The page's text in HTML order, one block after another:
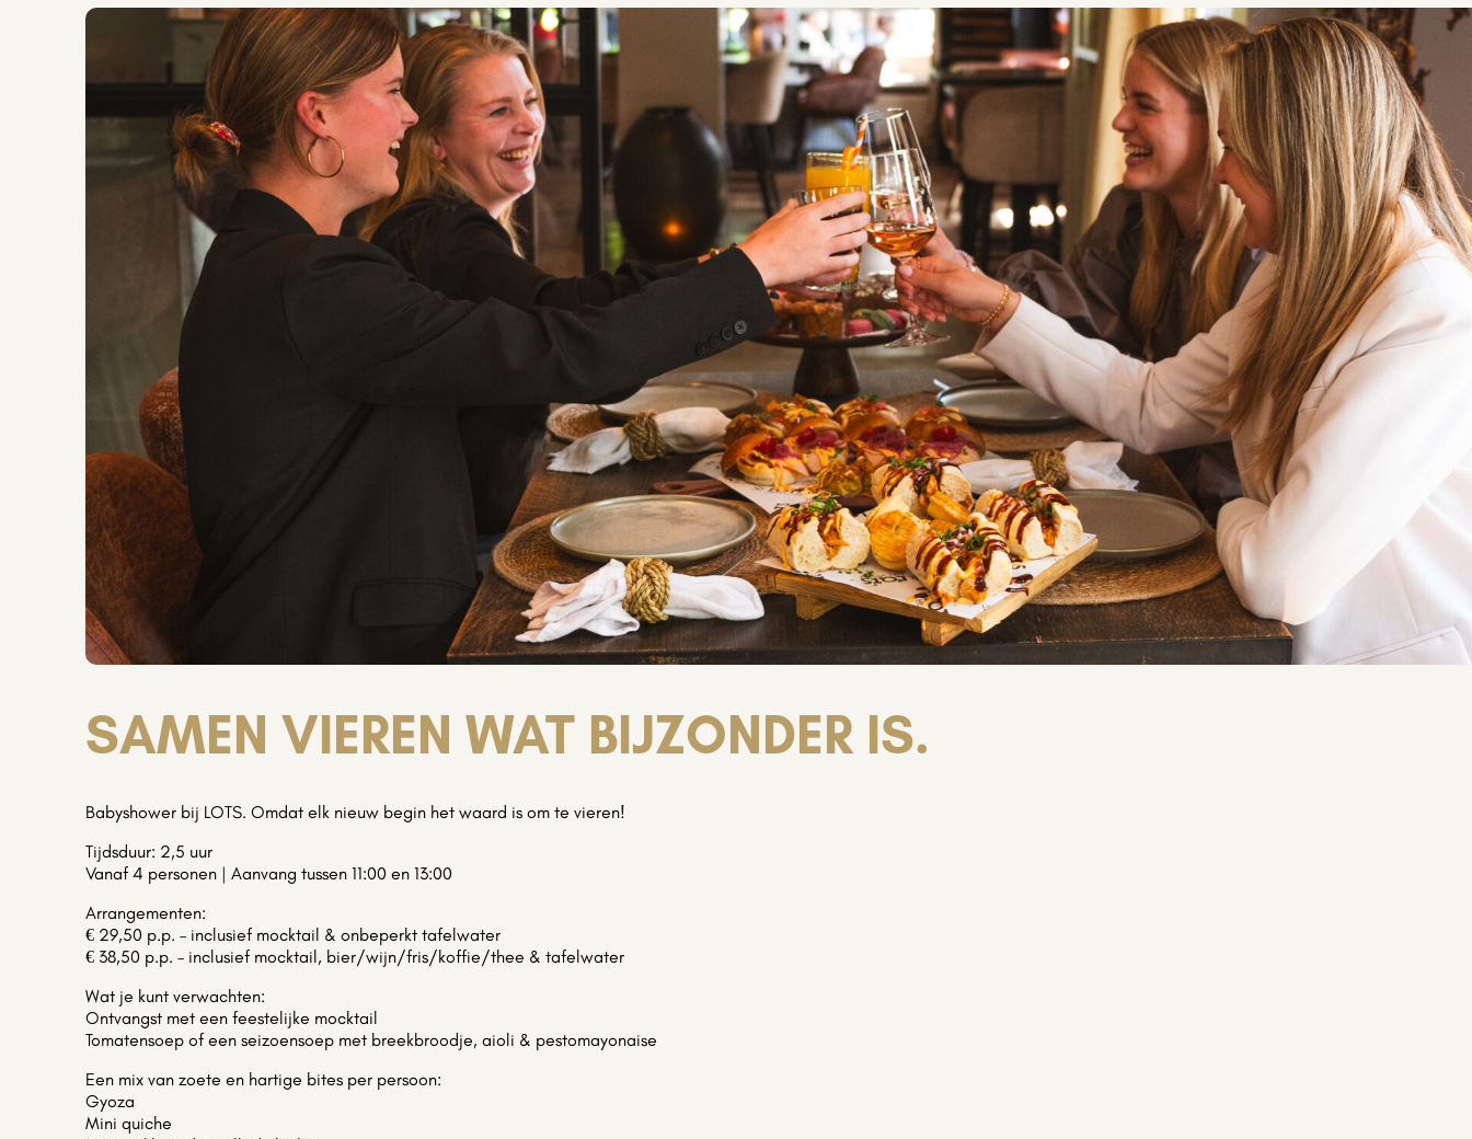
SAMEN VIEREN WAT BIJZONDER IS.
Babyshower bij LOTS. Omdat elk nieuw begin het waard is om te vieren!
Tijdsduur: 2,5 uur
Vanaf 4 personen | Aanvang tussen 11:00 en 13:00
Arrangementen:
€ 29,50 p.p. – inclusief mocktail & onbeperkt tafelwater
€ 38,50 p.p. – inclusief mocktail, bier/wijn/fris/koffie/thee & tafelwater
Wat je kunt verwachten:
Ontvangst met een feestelijke mocktail
Tomatensoep of een seizoensoep met breekbroodje, aioli & pestomayonaise
Een mix van zoete en hartige bites per persoon:
Gyoza
Mini quiche